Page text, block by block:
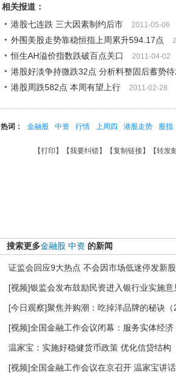
相关报道：
港股七连跌 三大因素制约后市
2011-05-06
外围美股走势靠稳恒指上周累升594.17点
恒生AH溢价指数跌破百点关口 2011-04-02
港股好淡争持微跌32点 分析料整固后蓄势
港股周跌582点 本周有望上行 2011-02-28
热词： 金融股 中资 行情 上周四 港股走势 股指
【打印 】【我要纠错】【复制链接】【转发
搜索更多金融股 中资 的新闻
证监会回应9大热点 不会因市场低迷停发新股
[视频]银监会发布鼓励民资进入银行业实施意
[今日观察]聚焦并购潮：吃掉洋品牌的秘诀（
[视频]全国金融工作会议闭幕：服务实体经
温家宝：实施好稳健货币政策 优化信贷结构
[视频]全国金融工作会议在京召开 温家宝讲